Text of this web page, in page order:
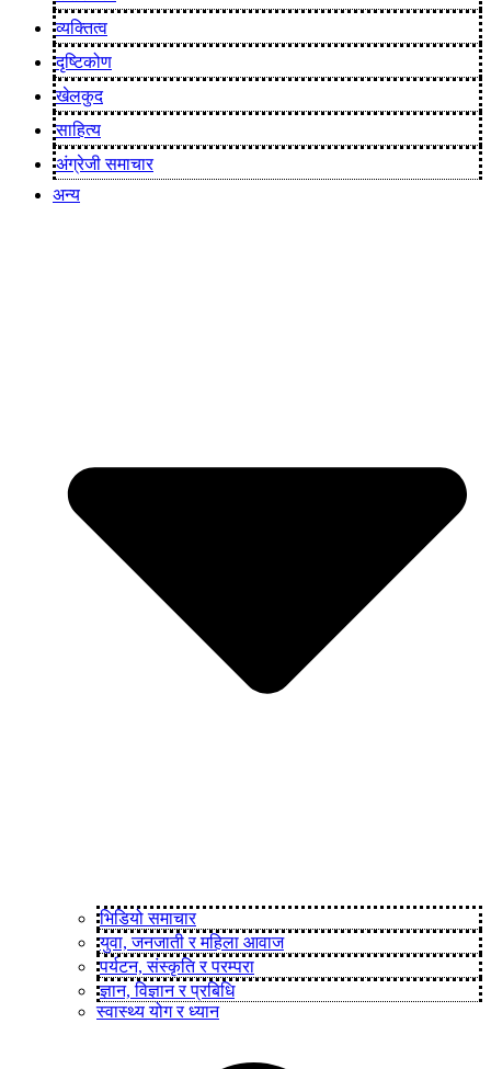
व्यक्तित्व
दृष्टिकोण
खेलकुद
साहित्य
अंग्रेजी समाचार
अन्य
भिडियो समाचार
युवा, जनजाती र महिला आवाज
पर्यटन, संस्कृति र परम्परा
ज्ञान, विज्ञान र प्रबिधि
स्वास्थ्य योग र ध्यान